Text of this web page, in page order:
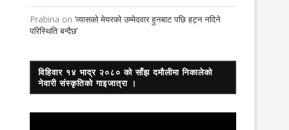
पहिचान नभएका सडकमा भेटिएका सहयोगापेक्षी
मनोरोगी
24th April 2019
Prabina on ‘व्यासको मेयरको उम्मेदवार हुनबाट पछि हट्न नदिने
परिस्थिति बन्दैछ’
विहिवार १४ भाद्र २०८० को साँझ दमौलीमा निकालेको
नेवारी संस्कृतिको गाइजात्रा ।